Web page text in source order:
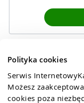
Polityka cookies
Serwis
Możesz
cookies poza